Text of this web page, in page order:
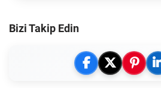
Bizi Takip Edin